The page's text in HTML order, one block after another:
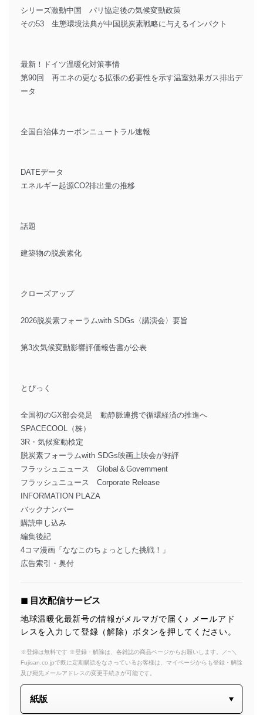
シリーズ激動中国 パリ協定後の気候変動政策
その53 生態環境法典が中国脱炭素戦略に与えるインパクト
最新！ドイツ温暖化対策事情
第90回 再エネの更なる拡張の必要性を示す温室効果ガス排出デ
ータ
全国自治体カーボンニュートラル速報
DATEデータ
エネルギー起源CO2排出量の推移
話題
建築物の脱炭素化
クローズアップ
2026脱炭素フォーラムwith SDGs〈講演会〉要旨
第3次気候変動影響評価報告書が公表
とぴっく
全国初のGX部会発足 動静脈連携で循環経済の推進へ
SPACECOOL（株）
3R・気候変動検定
脱炭素フォーラムwith SDGs映画上映会が好評
フラッシュニュース Global＆Government
フラッシュニュース Corporate Release
INFORMATION PLAZA
バックナンバー
購読申し込み
編集後記
4コマ漫画「ななこのちょっとした挑戦！」
広告索引・奥付
◼︎ 目次配信サービス
地球温暖化最新号の情報がメルマガで届く♪ メールアド
レスを入力して登録（解除）ボタンを押してください。
※登録は無料です ※登録・解除は、各雑誌の商品ページからお願いします。／~＼
Fujisan.co.jpで既に定期購読をなさっているお客様は、マイページからも登録・解除
及び宛先メールアドレスの変更手続きが可能です。